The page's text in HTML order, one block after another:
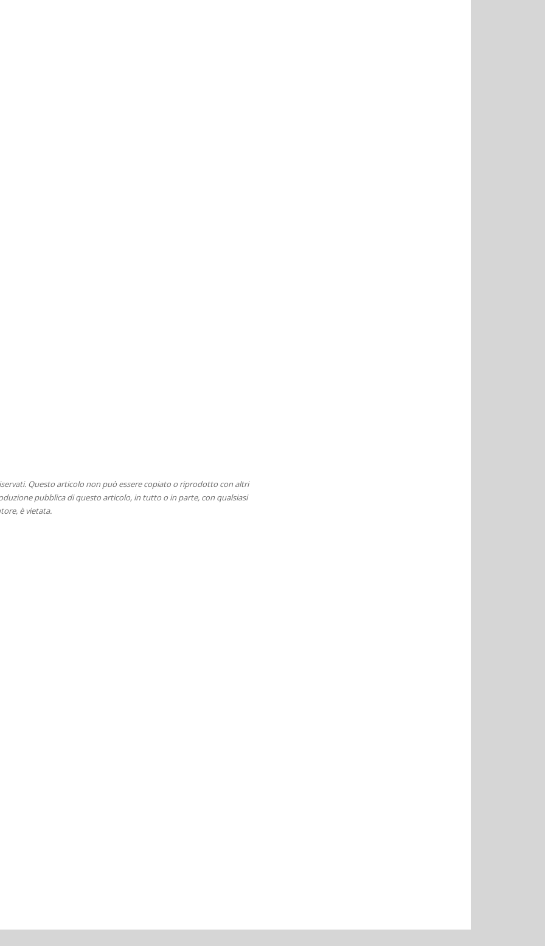
Questo articolo non può essere copiato o riprodotto con altri
pubblica di questo articolo, in tutto o in parte, con qualsiasi
è vietata.